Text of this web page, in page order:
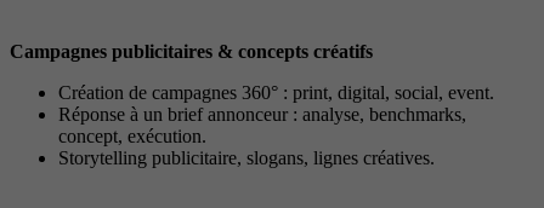
Campagnes publicitaires & concepts créatifs
Création de campagnes 360° : print, digital, social, event.
Réponse à un brief annonceur : analyse, benchmarks,
concept, exécution.
Storytelling publicitaire, slogans, lignes créatives.